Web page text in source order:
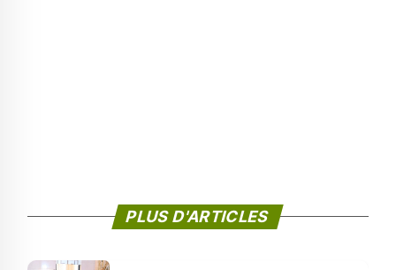
PLUS D'ARTICLES